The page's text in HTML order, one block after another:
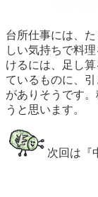
台所仕事には、
しい気持ちで料
けるには、足し
ているものに、
がありそうです
うと思います。
次回は『